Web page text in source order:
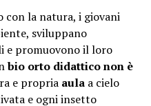
la natura, i giovani
sviluppano
e promuovono il loro
bio orto didattico non è
e propria aulaa cielo
e ogni insetto